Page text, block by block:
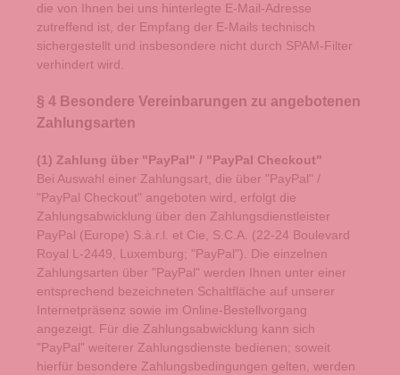
die von Ihnen bei uns hinterlegte E-Mail-Adresse
zutreffend ist, der Empfang der E-Mails technisch
sichergestellt und insbesondere nicht durch SPAM-Filter
verhindert wird.
§ 4 Besondere Vereinbarungen zu angebotenen
Zahlungsarten
(1) Zahlung über "PayPal" / "PayPal Checkout"
Bei Auswahl einer Zahlungsart, die über "PayPal" /
"PayPal Checkout" angeboten wird, erfolgt die
Zahlungsabwicklung über den Zahlungsdienstleister
PayPal (Europe) S.à.r.l. et Cie, S.C.A. (22-24 Boulevard
Royal L-2449, Luxemburg; "PayPal"). Die einzelnen
Zahlungsarten über "PayPal" werden Ihnen unter einer
entsprechend bezeichneten Schaltfläche auf unserer
Internetpräsenz sowie im Online-Bestellvorgang
angezeigt. Für die Zahlungsabwicklung kann sich
"PayPal" weiterer Zahlungsdienste bedienen; soweit
hierfür besondere Zahlungsbedingungen gelten, werden